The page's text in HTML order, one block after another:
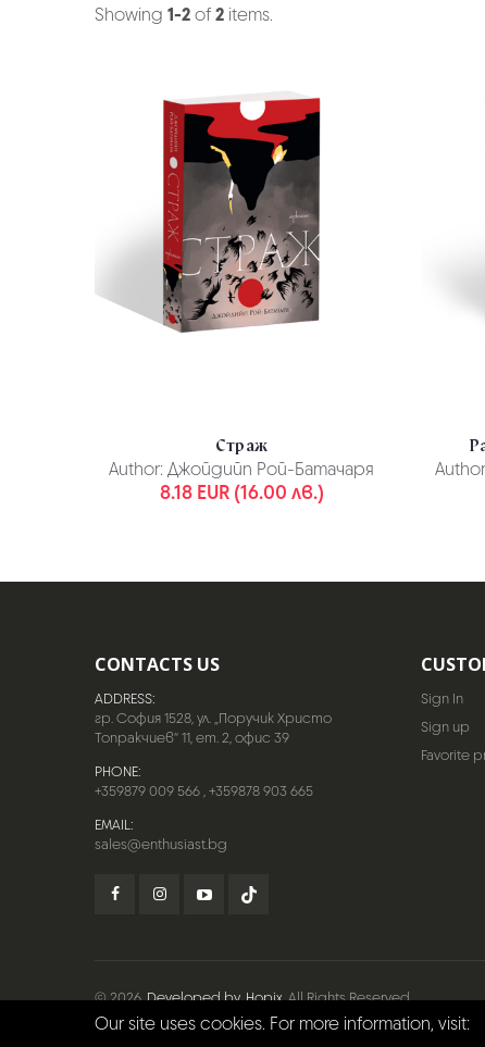
Showing 1-2of2 items.
Страж
Author: Джойдийп Рой-Батачаря
8.18 EUR (16.00 лв.)
CONTACTS US
ADDRESS:
гр. София 1528, ул. „Поручик Христо
Топракчиев“ 11, ет. 2, офис 39
PHONE:
+359879 009 566,+359878 903 665
EMAIL:
sales@enthusiast.bg
Sign In
Sign up
Favorite
© 2026 Developed by Hopix. All Rights Reserved.
Our site uses cookies. For more information, visit: